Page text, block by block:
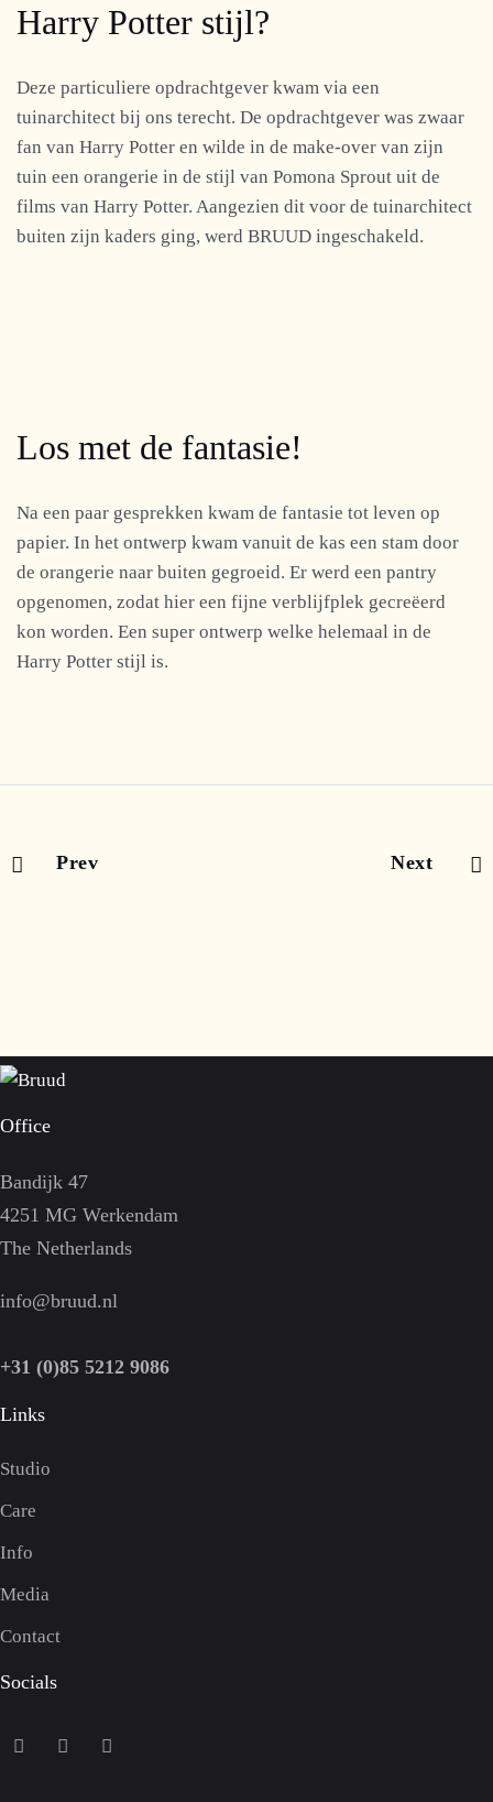
Harry Potter stijl?
Deze particuliere opdrachtgever kwam via een
tuinarchitect bij ons terecht. De opdrachtgever was zwaar
fan van Harry Potter en wilde in de make-over van zijn
tuin een orangerie in de stijl van Pomona Sprout uit de
films van Harry Potter. Aangezien dit voor de tuinarchitect
buiten zijn kaders ging, werd BRUUD ingeschakeld.
Los met de fantasie!
Na een paar gesprekken kwam de fantasie tot leven op
papier. In het ontwerp kwam vanuit de kas een stam door
de orangerie naar buiten gegroeid. Er werd een pantry
opgenomen, zodat hier een fijne verblijfplek gecreëerd
kon worden. Een super ontwerp welke helemaal in de
Harry Potter stijl is.
Prev Next
Office
Bandijk 47
4251 MG Werkendam
The Netherlands
info@bruud.nl
+31 (0)85 5212 9086
Links
Studio
Care
Info
Media
Contact
Socials